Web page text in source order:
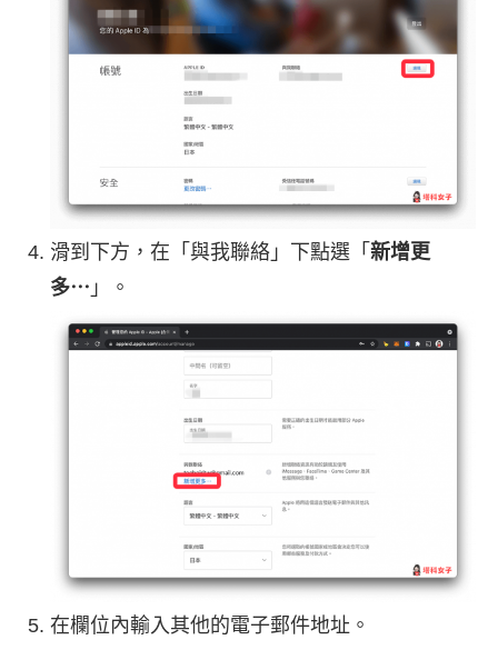
滑到下方，在「與我聯絡」下點選「 新增更
多⋯ 」。
在欄位內輸入其他的電子郵件地址。